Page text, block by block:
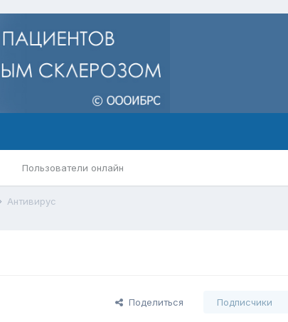
Пользователи онлайн
Антивирус
Поделиться Подписчики